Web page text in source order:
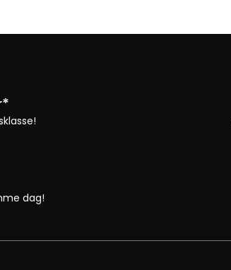
dag!